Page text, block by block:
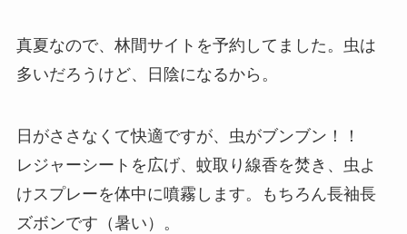
真夏なので、林間サイトを予約してました。虫は
多いだろうけど、日陰になるから。
日がささなくて快適ですが、虫がブンブン！！
レジャーシートを広げ、蚊取り線香を焚き、虫よ
けスプレーを体中に噴霧します。もちろん長袖長
ズボンです（暑い）。